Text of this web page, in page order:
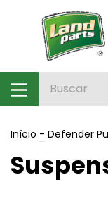
Início - Defender